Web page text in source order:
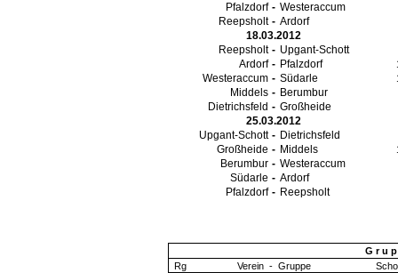
Pfalzdorf - Westeraccum
Reepsholt - Ardorf
18.03.2012
Reepsholt - Upgant-Schott
Ardorf - Pfalzdorf
Westeraccum - Südarle
Middels - Berumbur
Dietrichsfeld - Großheide
25.03.2012
Upgant-Schott - Dietrichsfeld
Großheide - Middels
Berumbur - Westeraccum
Südarle - Ardorf
Pfalzdorf - Reepsholt
G r u
Rg
Verein - Gruppe